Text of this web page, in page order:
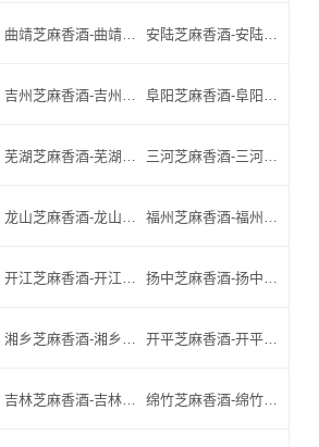
曲靖芝麻香酒-曲靖名酒-曲靖小北门_曲靖芝麻香酒厂家 安陆芝麻香酒-安陆名酒-安陆小北门_安陆芝麻香酒厂家
吉州芝麻香酒-吉州名酒-吉州小北门_吉州芝麻香酒厂家 阜阳芝麻香酒-阜阳名酒-阜阳小北门_阜阳芝麻香酒厂家
芜湖芝麻香酒-芜湖名酒-芜湖小北门_芜湖芝麻香酒厂家 三河芝麻香酒-三河名酒-三河小北门_三河芝麻香酒厂家
龙山芝麻香酒-龙山名酒-龙山小北门_龙山芝麻香酒厂家 福州芝麻香酒-福州名酒-福州小北门_福州芝麻香酒厂家
开江芝麻香酒-开江名酒-开江小北门_开江芝麻香酒厂家 扬中芝麻香酒-扬中名酒-扬中小北门_扬中芝麻香酒厂家
湘乡芝麻香酒-湘乡名酒-湘乡小北门_湘乡芝麻香酒厂家 开平芝麻香酒-开平名酒-开平小北门_开平芝麻香酒厂家
吉林芝麻香酒-吉林名酒-吉林小北门_吉林芝麻香酒厂家 绵竹芝麻香酒-绵竹名酒-绵竹小北门_绵竹芝麻香酒厂家